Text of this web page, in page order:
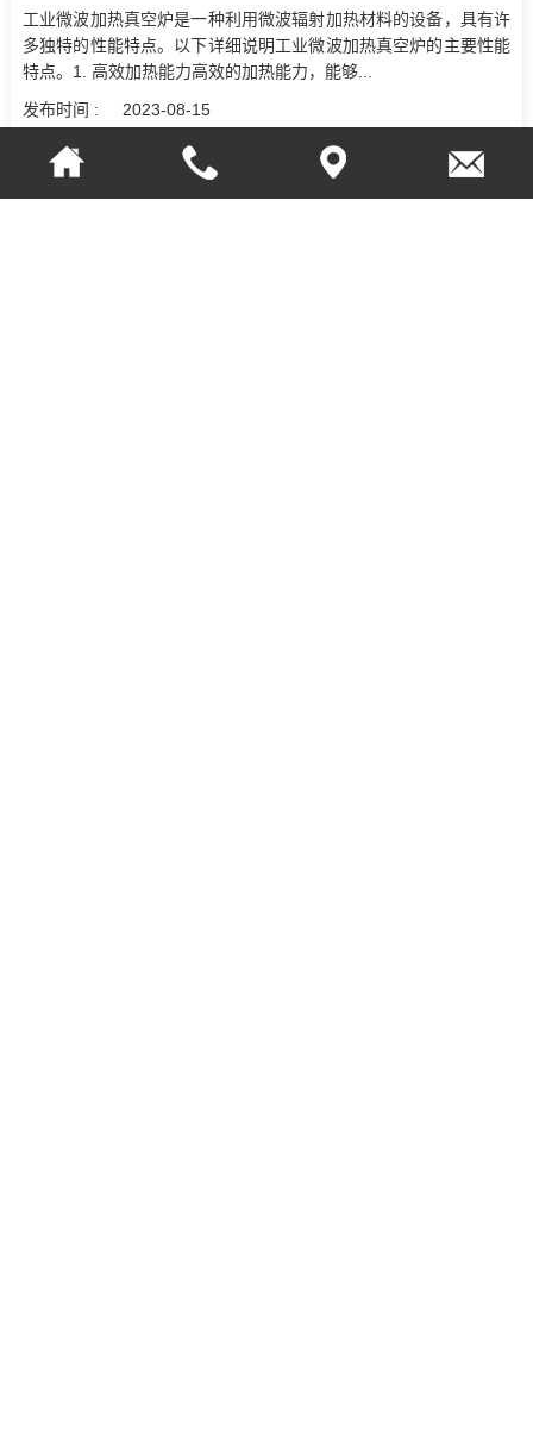
工业微波加热真空炉是一种利用微波辐射加热材料的设备，具有许
多独特的性能特点。以下详细说明工业微波加热真空炉的主要性能
特点。1. 高效加热能力高效的加热能力，能够...
发布时间 :
2023-08-15
微波高温灰化炉